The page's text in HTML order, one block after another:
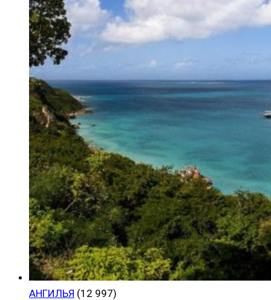
АНГИЛЬЯ (12 997)